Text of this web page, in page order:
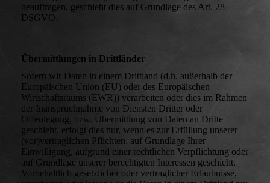
beauftragen, geschieht dies auf Grundlage des Art. 28
DSGVO.
Übermittlungen in Drittländer
Sofern wir Daten in einem Drittland (d.h. außerhalb der
Europäischen Union (EU) oder des Europäischen
Wirtschaftsraums (EWR)) verarbeiten oder dies im Rahmen
der Inanspruchnahme von Diensten Dritter oder
Offenlegung, bzw. Übermittlung von Daten an Dritte
geschieht, erfolgt dies nur, wenn es zur Erfüllung unserer
(vor)vertraglichen Pflichten, auf Grundlage Ihrer
Einwilligung, aufgrund einer rechtlichen Verpflichtung oder
auf Grundlage unserer berechtigten Interessen geschieht.
Vorbehaltlich gesetzlicher oder vertraglicher Erlaubnisse,